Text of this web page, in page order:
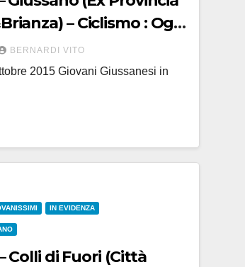
– Ciclismo : Oggi
Turati,
della “Giovani
BERNARDI VITO
2015 Giovani Giussanesi in
IN EVIDENZA
Colli di Fuori (Città